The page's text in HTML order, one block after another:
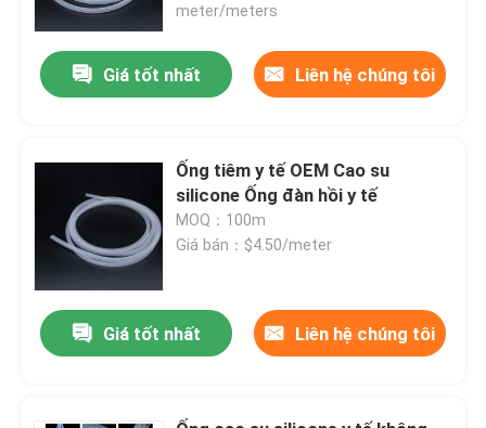
Nhà
Sản phẩm
Về chúng tôi
meter/meters
Giá tốt nhất Liên hệ chúng tôi
Ống tiêm y tế OEM Cao su
silicone Ống đàn hồi y tế
MOQ：100m
Giá bán：$4.50/meter
Giá tốt nhất Liên hệ chúng tôi